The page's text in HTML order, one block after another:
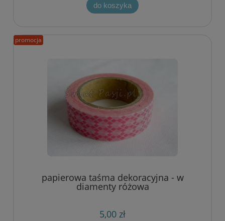
do koszyka
papierowa taśma dekoracyjna - w
diamenty różowa
5,00 zł
promocja